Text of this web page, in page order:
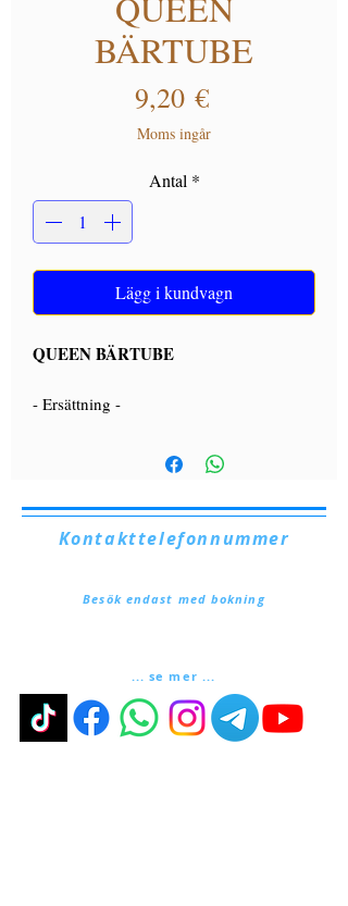
BÄRTUBE
9,20 €Pris
Moms ingår
Antal *
Lägg i kundvagn
QUEEN BÄRTUBE
- Ersättning -
Besök endast med bokning
... se mer ...
Kontakttelefonnummer